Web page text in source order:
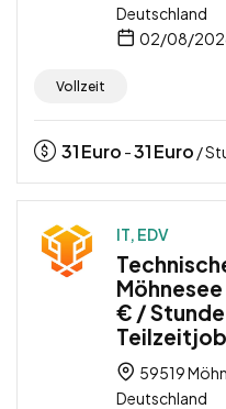
Deutschland
02/08/
Vollzeit
31Euro -31Euro /
IT, EDV
€ /
59519
Deutschland